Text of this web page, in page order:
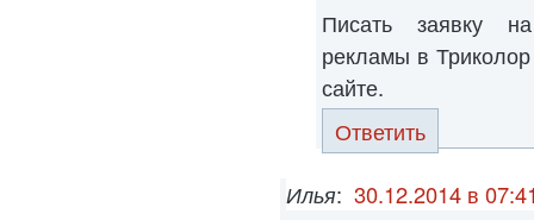
Писать заявку
рекламы в
сайте.
Ответить
Илья: 30.12.2014 в